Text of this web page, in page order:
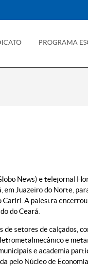
PROGRAMA
News) e telejornal
Juazeiro do Norte,
A palestra
do Ceará.
setores de calçados,
e
e academia
pelo Núcleo de